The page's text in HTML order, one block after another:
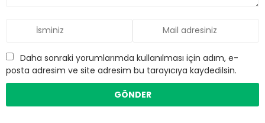
Daha sonraki yorumlarımda kullanılması için adım, e-
posta adresim ve site adresim bu tarayıcıya kaydedilsin.